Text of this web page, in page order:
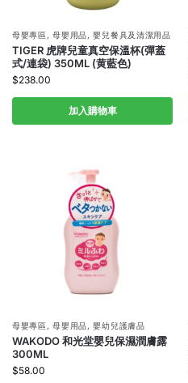
母嬰專區,母嬰用品,嬰兒餐具及清潔用品
TIGER 虎牌兒童真空保溫杯(彈蓋
式/連袋) 350ML (黄藍色)
$238.00
加入購物車
母嬰專區,母嬰用品,嬰幼兒護膚品
WAKODO 和光堂嬰兒保濕潤膚露
300ML
$58.00